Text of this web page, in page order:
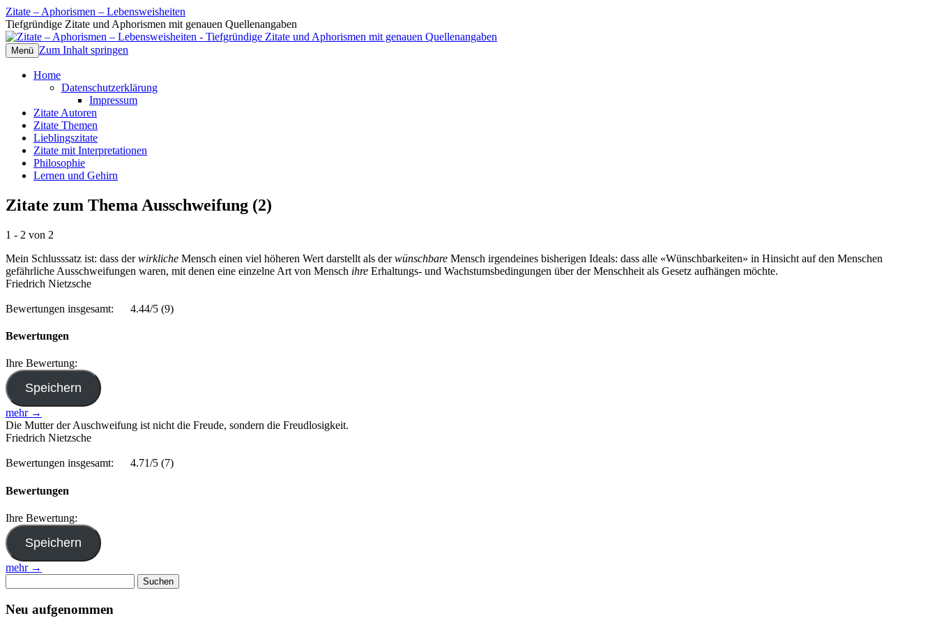
Zitate – Aphorismen – Lebensweisheiten
Tiefgründige Zitate und Aphorismen mit genauen Quellenangaben
Menü Zum Inhalt springen
Home
Datenschutzerklärung
Impressum
Zitate Autoren
Zitate Themen
Lieblingszitate
Zitate mit Interpretationen
Philosophie
Lernen und Gehirn
Zitate zum Thema Ausschweifung (2)
1 - 2 von 2
Mein Schlusssatz ist: dass derwirkliche Mensch einen viel höheren Wert darstellt als derwünschbare Mensch irgendeines bisherigen Ideals: dass alle «Wünschbarkeiten» in Hinsicht auf den Menschen
gefährliche Ausschweifungen waren, mit denen eine einzelne Art von Mensch ihre Erhaltungs- und Wachstumsbedingungen über der Menschheit als Gesetz aufhängen möchte.
Friedrich Nietzsche
Bewertungen insgesamt: 4.44/5 (9)
Bewertungen
Ihre Bewertung:
mehr →
Die Mutter der Auschweifung ist nicht die Freude, sondern die Freudlosigkeit.
Friedrich Nietzsche
Bewertungen insgesamt: 4.71/5 (7)
Bewertungen
Ihre Bewertung:
mehr →
nach:
Neu aufgenommen